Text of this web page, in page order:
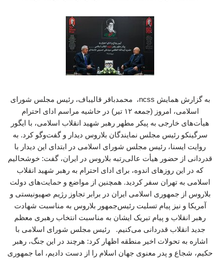
به گزارش همایش ncss، محمدباقر قالیباف، رئیس مجلس شورای
اسلامی، امروز (جمعه ۱۲ تیر) در حاشیه مراسم ادای احترام
هیأت‌های خارجی به پیکر مطهر رهبر شهید انقلاب اسلامی، با ایگور
سرگینکو رئیس مجلس نمایندگان بلاروس دیدار و گفت‌وگو کرد. به
روایت ایسنا، رئیس مجلس شورای اسلامی در ابتدای این دیدار با
قدردانی از حضور هیأت عالی‌رتبه بلاروس در ایران، گفت: خوشحالیم
که در این روزهای اندوه، برای ادای احترام به رهبر شهید انقلاب
اسلامی به تهران سفر کردید. همچنین از مواضع و حمایت‌های دولت
بلاروس از جمهوری اسلامی ایران در برابر تجاوز رژیم صهیونیستی و
آمریکا و نیز پیام تسلیت رئیس‌جمهور بلاروس به مناسبت شهادت
رهبر انقلاب و پیام تبریک ایشان به مناسبت انتخاب رهبری معظم
جدید انقلاب قدردانی می‌کنیم. رئیس مجلس شورای اسلامی با
اشاره به تحولات اخیر منطقه اظهار کرد: هرچند در این جنگ، رهبر
حکیم، شجاع و پدر معنوی جهان اسلام را از دست دادیم، اما جمهوری